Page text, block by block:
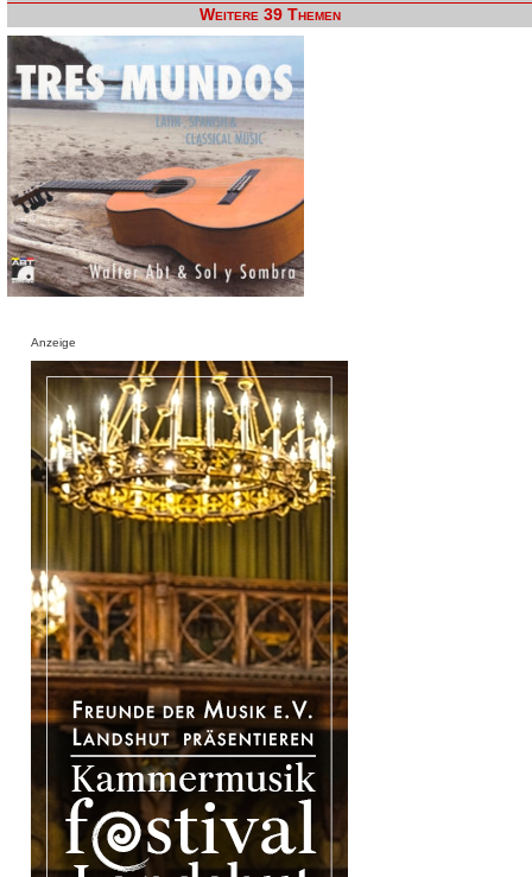
Weitere 39 Themen
Anzeige